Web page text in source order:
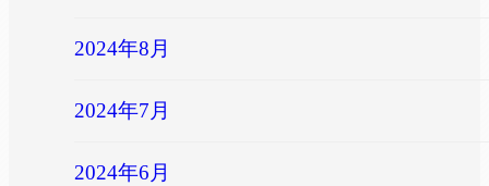
2024年8月
2024年7月
2024年6月